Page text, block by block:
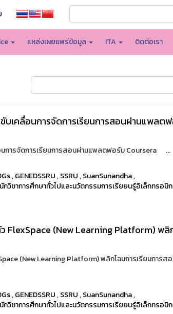
แหล่งเผยแพร่ข้อมูล ITA ติดต่อเรา
บเคลื่อนการจัดการเรียนการสอนผ่านแพลต
นการจัดการเรียนการสอนผ่านแพลตฟอร์ม Coursera ...
,GENEDSSRU,SSRU,SuanSunandha,
กวิชาการศึกษาทั่วไปและนวัตกรรมการเรียยนรู้อิเล็กทรอนิ
FlexSpace (New Learning Platform) พลิ
(New Learning Platform) พลิกโฉมการเรียนการส
,GENEDSSRU,SSRU,SuanSunandha,
กวิชาการศึกษาทั่วไปและนวัตกรรมการเรียยนรู้อิเล็กทรอนิ